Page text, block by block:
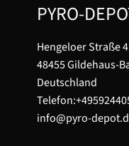
PYRO-
Hengeloer Straße 4
48455 Gildehaus-
Deutschland
info@pyro-